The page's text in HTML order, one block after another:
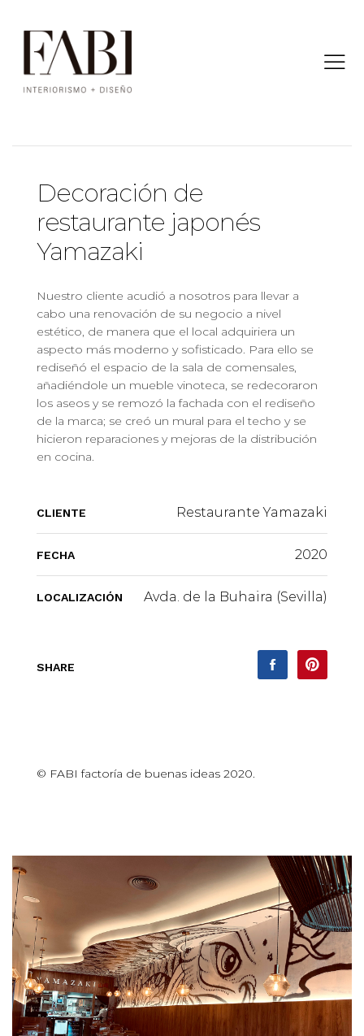
Decoración de
restaurante japonés
Yamazaki
Nuestro cliente acudió a nosotros para llevar a
cabo una renovación de su negocio a nivel
estético, de manera que el local adquiriera un
aspecto más moderno y sofisticado. Para ello se
rediseñó el espacio de la sala de comensales,
añadiéndole un mueble vinoteca, se redecoraron
los aseos y se remozó la fachada con el rediseño
de la marca; se creó un mural para el techo y se
hicieron reparaciones y mejoras de la distribución
en cocina.
CLIENTE Restaurante Yamazaki
FECHA 2020
LOCALIZACIÓN Avda. de la Buhaira (Sevilla)
SHARE
© FABI factoría de buenas ideas 2020.